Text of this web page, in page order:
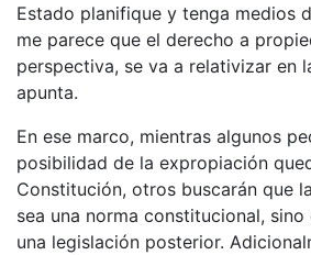
Estado planifique y tenga medios
me parece que el derecho a
perspectiva, se va a relativizar en
apunta.
En ese marco, mientras algunos
posibilidad de la expropiación
Constitución, otros buscarán que
sea una norma constitucional,
una legislación posterior.